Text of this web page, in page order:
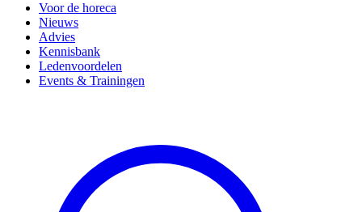
Voor de horeca
Nieuws
Advies
Kennisbank
Ledenvoordelen
Events & Trainingen